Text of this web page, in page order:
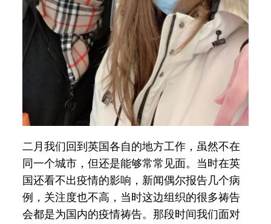
二月我们回到英国各自的地方工作，虽然不在
同一个城市，但还是能够常常见面。当时在英
国还看不出疫情的影响，新闻偶尔报告几个病
例，关注度也不高，当时这边组织的很多祷告
会都是为国内的疫情祷告。那段时间我们面对